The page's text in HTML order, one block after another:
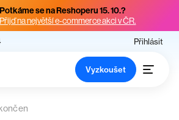
Potkáme se na Reshoperu 15. 10.?
Přijď na největší e-commerce akci v ČR.
Přihlásit
Vyzkoušet